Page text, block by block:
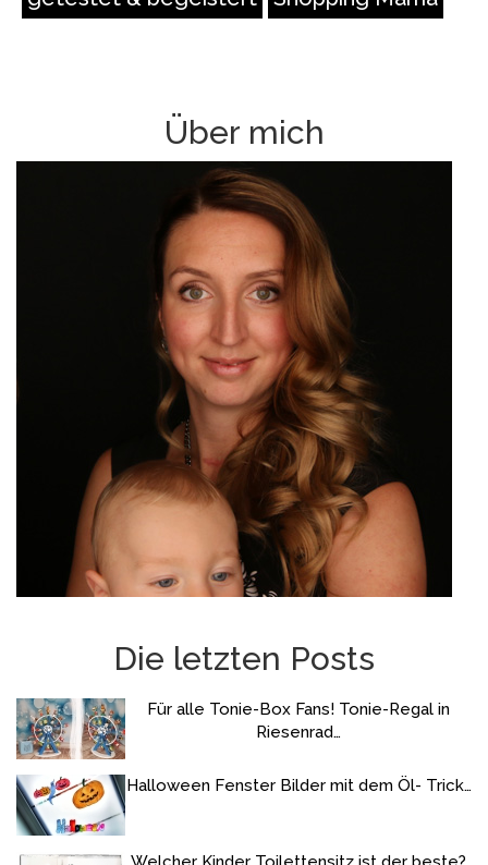
Über mich
Die letzten Posts
Für alle Tonie-Box Fans! Tonie-Regal in
Riesenrad…
Halloween Fenster Bilder mit dem Öl- Trick…